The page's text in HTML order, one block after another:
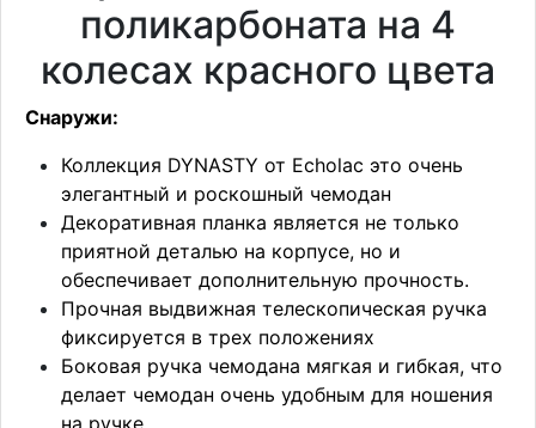
поликарбоната на 4
колесах красного цвета
Снаружи:
Коллекция DYNASTY от Echolac это очень
элегантный и роскошный чемодан
Декоративная планка является не только
приятной деталью на корпусе, но и
обеспечивает дополнительную прочность.
Прочная выдвижная телескопическая ручка
фиксируется в трех положениях
Боковая ручка чемодана мягкая и гибкая, что
делает чемодан очень удобным для ношения
на ручке